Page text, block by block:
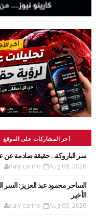
آخر المشاركات على الموقع
سر الباروكة.. حقيقة صادمة عن
daly carino Aug 09, 2026
الساحر محمود عبد العزيز:
الأخير
daly carino Aug 09, 2026